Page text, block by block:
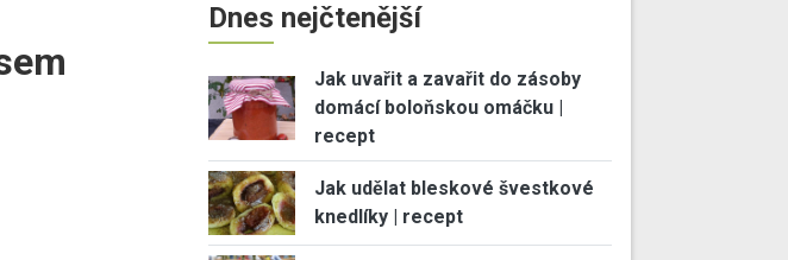
Dnes nejčtenější
Jak uvařit a zavařit do zásoby
domácí boloňskou omáčku |
recept
Jak udělat bleskové švestkové
knedlíky | recept